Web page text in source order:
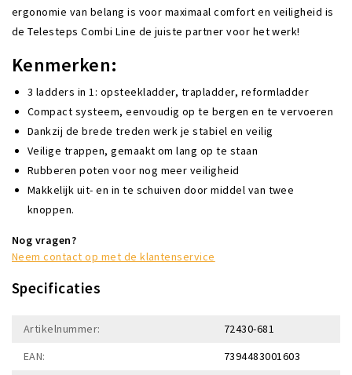
ergonomie van belang is voor maximaal comfort en veiligheid is
de Telesteps Combi Line de juiste partner voor het werk!
Kenmerken:
3 ladders in 1: opsteekladder, trapladder, reformladder
Compact systeem, eenvoudig op te bergen en te vervoeren
Dankzij de brede treden werk je stabiel en veilig
Veilige trappen, gemaakt om lang op te staan
Rubberen poten voor nog meer veiligheid
Makkelijk uit- en in te schuiven door middel van twee
knoppen.
Nog vragen?
Neem contact op met de klantenservice
Specificaties
Artikelnummer:
72430-681
EAN:
7394483001603